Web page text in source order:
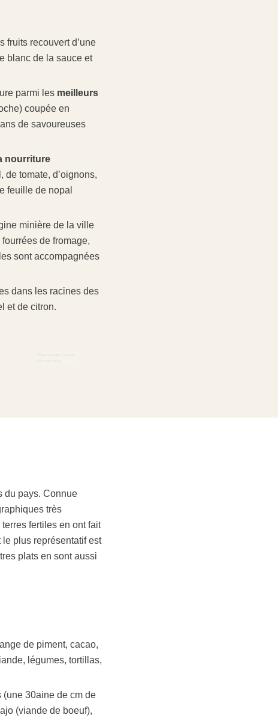
fruits recouvert d’une
blanc de la sauce et
parmi les meilleurs
coupée en
de savoureuses
nourriture
tomate, d’oignons,
feuille de nopal
minière de la ville
de fromage,
sont accompagnées
dans les racines des
et de citron.
du pays. Connue
très
fertiles en ont fait
plus représentatif est
plats en sont aussi
de piment, cacao,
légumes, tortillas,
30aine de cm de
(viande de boeuf),